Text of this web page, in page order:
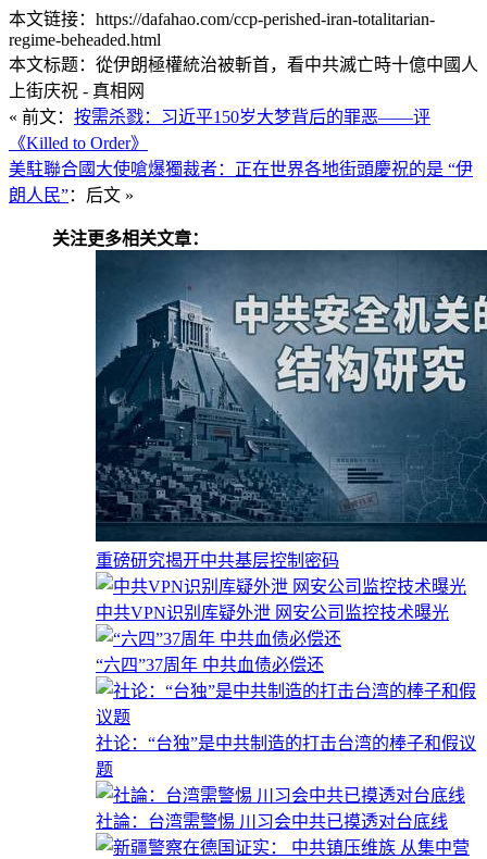
本文链接：https://dafahao.com/ccp-perished-iran-totalitarian-
regime-beheaded.html
本文标题：從伊朗極權統治被斬首，看中共滅亡時十億中國人
上街庆祝 - 真相网
« 前文： 按需杀戮：习近平150岁大梦背后的罪恶——评
《Killed to Order》
美駐聯合國大使嗆爆獨裁者：正在世界各地街頭慶祝的是 “伊
朗人民”：后文 »
关注更多相关文章：
重磅研究揭开中共基层控制密码
中共VPN识别库疑外泄 网安公司监控技术曝光
“六四”37周年 中共血债必偿还
社论：“台独”是中共制造的打击台湾的棒子和假议
题
社論：台湾需警惕 川习会中共已摸透对台底线